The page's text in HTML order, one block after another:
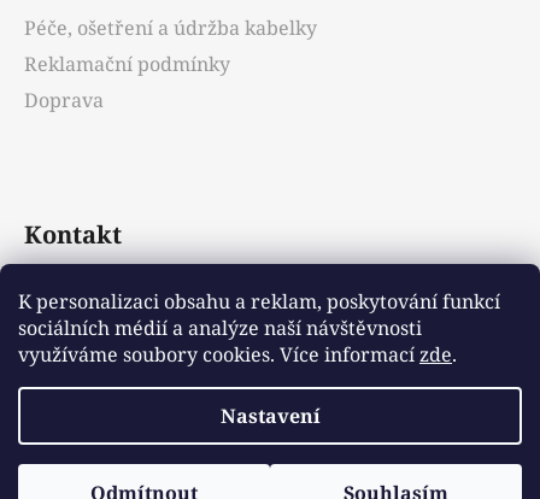
K personalizaci obsahu a reklam, poskytování funkcí
sociálních médií a analýze naší návštěvnosti
využíváme soubory cookies. Více informacízde.
Nastavení
Odmítnout Souhlasím
Péče, ošetření a údržba kabelky
Reklamační podmínky
Doprava
Kontakt
info@emotys.cz
+421903231812
Vytvořil Shoptet